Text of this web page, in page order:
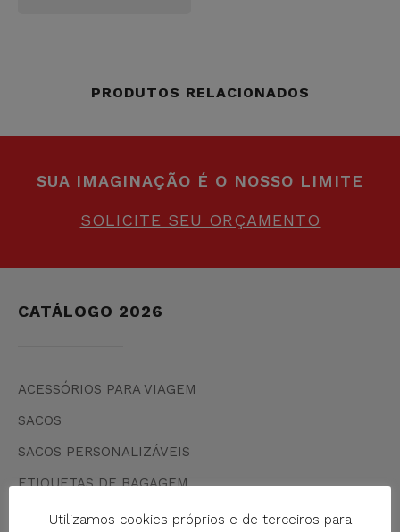
PRODUTOS RELACIONADOS
SUA IMAGINAÇÃO É O NOSSO LIMITE
SOLICITE SEU ORÇAMENTO
CATÁLOGO 2026
ACESSÓRIOS PARA VIAGEM
SACOS
SACOS PERSONALIZÁVEIS
ETIQUETAS DE BAGAGEM
CONJUNTO DE MALAS
Utilizamos cookies próprios e de terceiros para